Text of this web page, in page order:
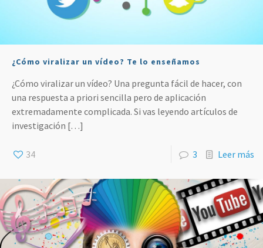
¿Cómo viralizar un vídeo? Te lo enseñamos
¿Cómo viralizar un vídeo? Una pregunta fácil de hacer, con
una respuesta a priori sencilla pero de aplicación
extremadamente complicada. Si vas leyendo artículos de
investigación […]
34 3 Leer más